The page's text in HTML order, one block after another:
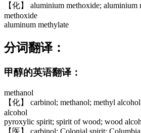
【化】 aluminium methoxide; aluminium
methoxide
aluminum methylate
分词翻译：
甲醇的英语翻译：
methanol
【化】 carbinol; methanol; methyl
alcohol
pyroxylic spirit; spirit of wood; wood